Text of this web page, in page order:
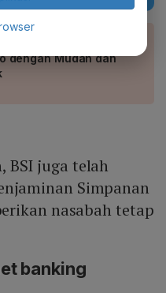
dengan Mudah dan
BSI juga telah
Simpanan
nasabah tetap
banking